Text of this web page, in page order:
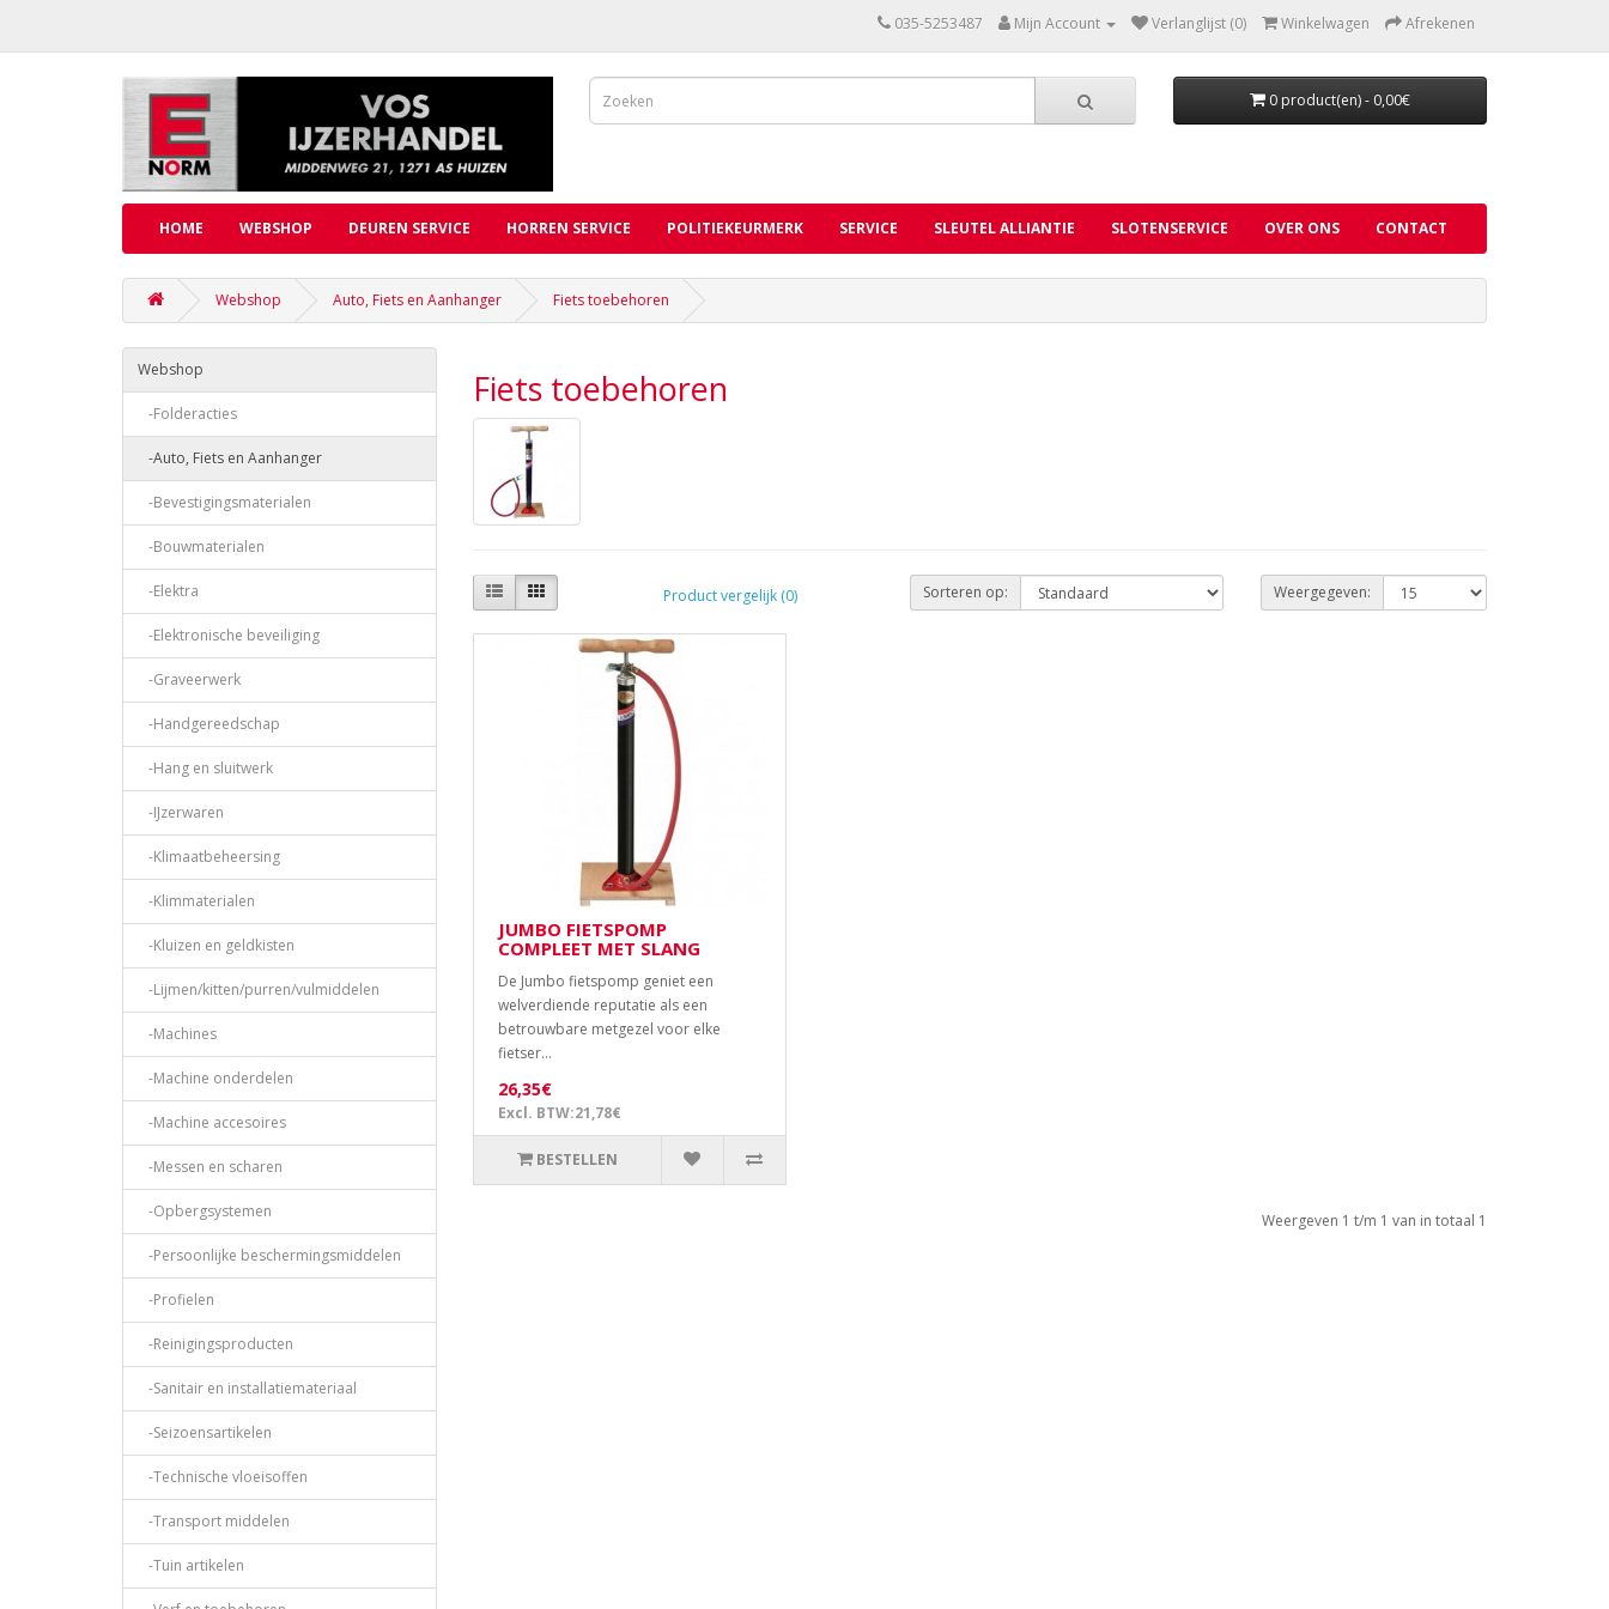
035-5253487 Mijn Account Verlanglijst (0) Winkelwagen Afrekenen
0 product(en) - 0,00€
HOME WEBSHOP DEUREN SERVICE HORREN SERVICE POLITIEKEURMERK SERVICE SLEUTEL ALLIANTIE SLOTENSERVICE OVER ONS CONTACT
Webshop Auto, Fiets en Aanhanger Fiets toebehoren
Webshop
-Folderacties
-Auto, Fiets en Aanhanger
-Bevestigingsmaterialen
-Bouwmaterialen
-Elektra
-Elektronische beveiliging
-Graveerwerk
-Handgereedschap
-Hang en sluitwerk
-IJzerwaren
-Klimaatbeheersing
-Klimmaterialen
-Kluizen en geldkisten
-Lijmen/kitten/purren/vulmiddelen
-Machines
-Machine onderdelen
-Machine accesoires
-Messen en scharen
-Opbergsystemen
-Persoonlijke beschermingsmiddelen
-Profielen
-Reinigingsproducten
-Sanitair en installatiemateriaal
-Seizoensartikelen
-Technische vloeisoffen
-Transport middelen
-Tuin artikelen
Fiets toebehoren
Product vergelijk (0) Sorteren op: Weergegeven:
JUMBO FIETSPOMP
COMPLEET MET SLANG
De Jumbo fietspomp geniet een
welverdiende reputatie als een
betrouwbare metgezel voor elke
fietser...
26,35€
Excl. BTW:21,78€
BESTELLEN
Weergeven 1 t/m 1 van in totaal 1